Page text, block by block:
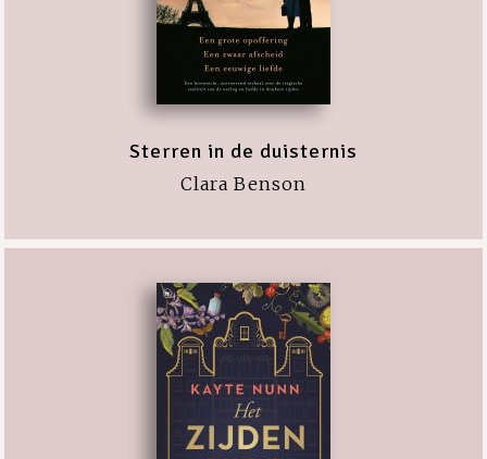
Sterren in de duisternis
Clara Benson